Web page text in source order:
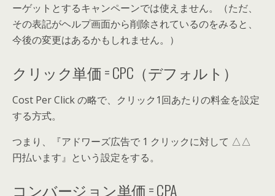
ーゲットとするキャンペーンでは使えません。（ただ、
その表記がヘルプ画面から削除されているのをみると、
今後の変更はあるかもしれません。）
クリック単価 = CPC（デフォルト）
Cost Per Click の略で、クリック1回あたりの料金を設定
する方式。
つまり、『アドワーズ広告で 1 クリックに対して △△
円払います』という設定をする。
コンバージョン単価 = CPA